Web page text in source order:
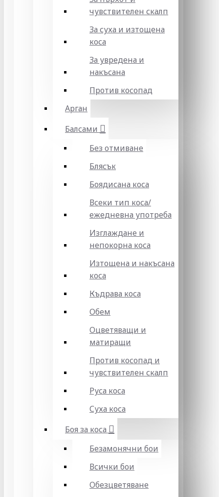
чувствителен скалп
За суха и изтощена
коса
За увредена и
накъсана
Против косопад
Арган
Балсами
Без отмиване
Блясък
Боядисана коса
Всеки тип коса/
ежедневна употреба
Изглаждане и
непокорна коса
Изтощена и накъсана
коса
Къдрава коса
Обем
Оцветяващи и
матиращи
Против косопад и
чувствителен скалп
Руса коса
Суха коса
Боя за коса
Безамонячни бои
Всички бои
Обезцветяване